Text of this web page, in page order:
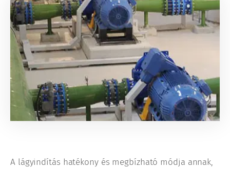
A lágyindítás hatékony és megbízható módja annak,